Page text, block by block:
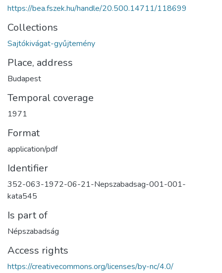
https://bea.fszek.hu/handle/20.500.14711/118699
Collections
Sajtókivágat-gyűjtemény
Place, address
Budapest
Temporal coverage
1971
Format
application/pdf
Identifier
352-063-1972-06-21-Nepszabadsag-001-001-
kata545
Is part of
Népszabadság
Access rights
https://creativecommons.org/licenses/by-nc/4.0/